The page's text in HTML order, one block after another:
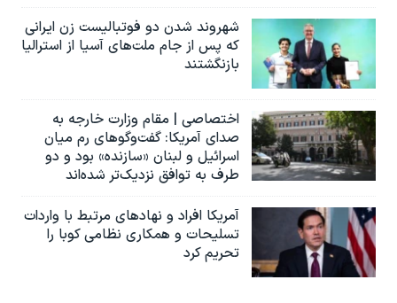
شهروند شدن دو فوتبالیست زن ایرانی
که پس از جام ملت‌های آسیا از استرالیا
بازنگشتند
اختصاصی | مقام وزارت خارجه به
صدای آمریکا: گفت‌وگوهای رم میان
اسرائیل و لبنان «سازنده» بود و دو
طرف به توافق نزدیک‌تر شده‌اند
آمریکا افراد و نهادهای مرتبط با واردات
تسلیحات و همکاری نظامی کوبا را
تحریم کرد